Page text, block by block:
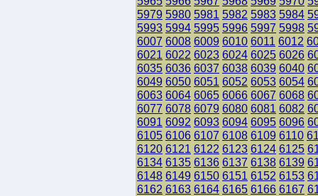
5979 5980 5981 5982 5983 5984
5993 5994 5995 5996 5997 5998
6007 6008 6009 6010 6011 6012
6021 6022 6023 6024 6025 6026
6035 6036 6037 6038 6039 6040
6049 6050 6051 6052 6053 6054
6063 6064 6065 6066 6067 6068
6077 6078 6079 6080 6081 6082
6091 6092 6093 6094 6095 6096
6105 6106 6107 6108 6109 6110
6120 6121 6122 6123 6124 6125
6134 6135 6136 6137 6138 6139
6148 6149 6150 6151 6152 6153
6162 6163 6164 6165 6166 6167